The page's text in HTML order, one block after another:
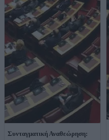
Συνταγματική Αναθεώρηση: